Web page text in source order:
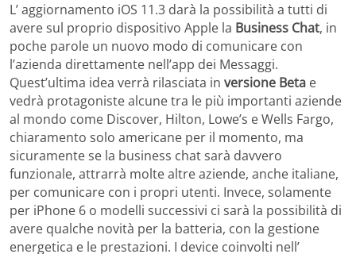
L’ aggiornamento iOS 11.3 darà la possibilità a tutti di
avere sul proprio dispositivo Apple la Business Chat, in
poche parole un nuovo modo di comunicare con
l’azienda direttamente nell’app dei Messaggi.
Quest’ultima idea verrà rilasciata in versione Beta e
vedrà protagoniste alcune tra le più importanti aziende
al mondo come Discover, Hilton, Lowe’s e Wells Fargo,
chiaramento solo americane per il momento, ma
sicuramente se la business chat sarà davvero
funzionale, attrarrà molte altre aziende, anche italiane,
per comunicare con i propri utenti. Invece, solamente
per iPhone 6 o modelli successivi ci sarà la possibilità di
avere qualche novità per la batteria, con la gestione
energetica e le prestazioni. I device coinvolti nell’